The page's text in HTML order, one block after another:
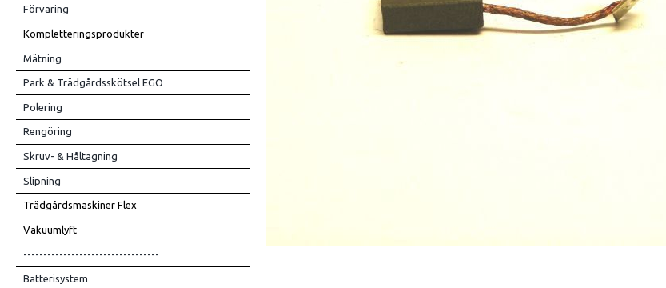
Förvaring
Kompletteringsprodukter
Mätning
Park & Trädgårdsskötsel EGO
Polering
Rengöring
Skruv- & Håltagning
Slipning
Trädgårdsmaskiner Flex
Vakuumlyft
----------------------------------
Batterisystem